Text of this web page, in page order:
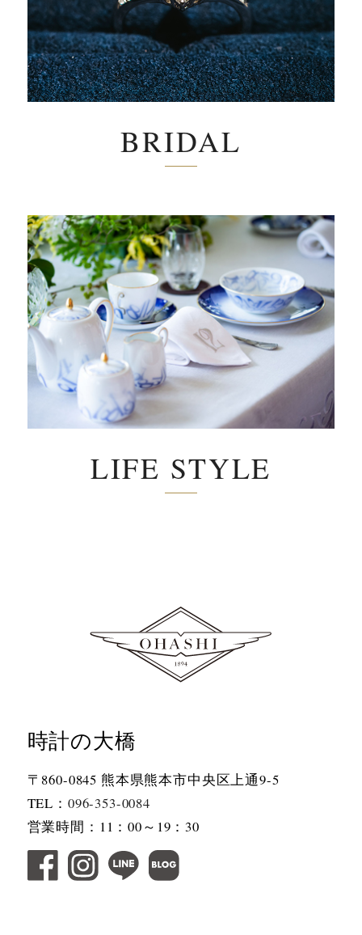
BRIDAL
LIFE STYLE
時計の大橋
〒860-0845 熊本県熊本市中央区上通9-5
TEL： 096-353-0084
営業時間：11：00～19：30